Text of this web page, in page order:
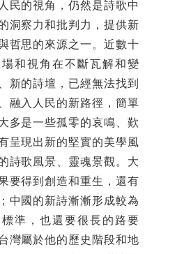
民的視角，仍然是詩歌中
洞察力和批判力，提供新
哲思的來源之一。近數十
和視角在不斷瓦解和變
新的詩壇，已經無法找到
融入人民的新路徑，簡單
多是一些孤零的哀鳴、歎
呈現出新的堅實的美學風
詩歌風景、靈魂景觀。大
要得到創造和重生，還有
中國的新詩漸漸形成較為
準，也還要很長的路要
灣屬於他的歷史階段和地